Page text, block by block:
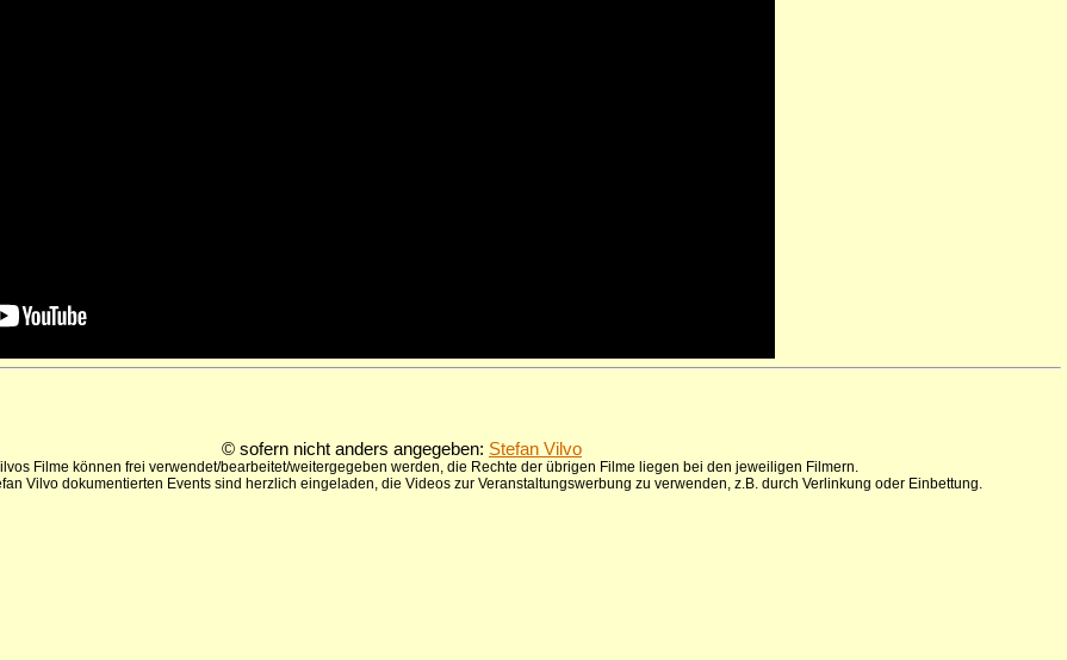
© sofern nicht anders angegeben: Stefan Vilvo
Filme können frei verwendet/bearbeitet/weitergegeben werden, die Rechte der übrigen Filme liegen bei den jeweiligen Filmern.
Vilvo dokumentierten Events sind herzlich eingeladen, die Videos zur Veranstaltungswerbung zu verwenden, z.B. durch Verlinkung oder Einbettung.